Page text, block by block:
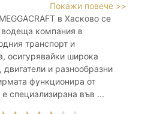
Покажи повече >>
в Хасково се
водеща компания в
транспорт и
осигурявайки широка
двигатели и разнообразни
функционира от
специализирана във ...